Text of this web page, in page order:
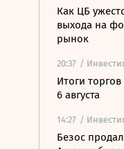
Как ЦБ
выхода на
рынок
20:37 /
Итоги
6 августа
14:27 /
Безос